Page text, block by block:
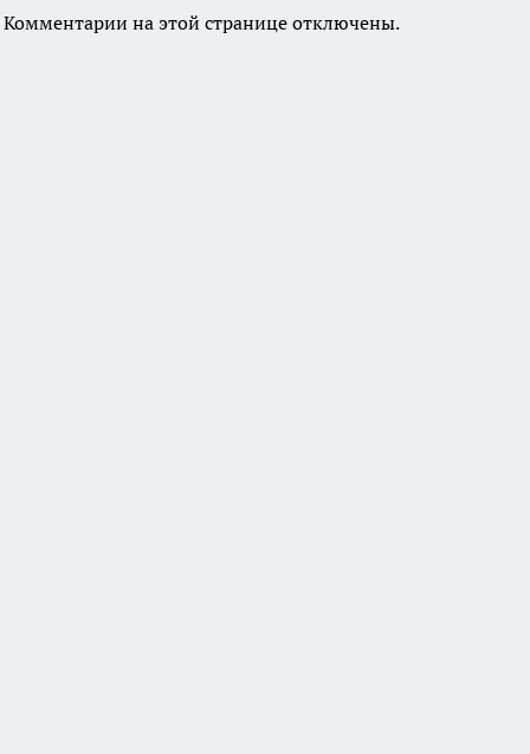
Комментарии на этой странице отключены.